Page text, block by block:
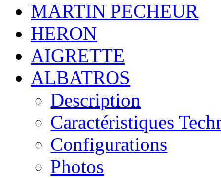
MARTIN PECHEUR
HERON
AIGRETTE
ALBATROS
Description
Caractéristiques
Configurations
Photos